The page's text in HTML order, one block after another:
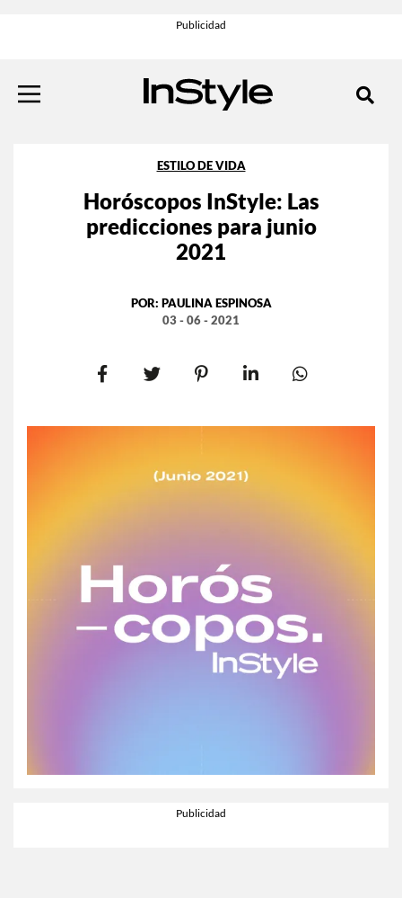
ESTILO DE VIDA
Horóscopos InStyle: Las
predicciones para junio
2021
POR: PAULINA ESPINOSA
03 - 06 - 2021